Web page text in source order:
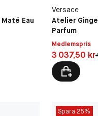
Eau
Versace
Atelier
Parfum
Medlemspris
Pris: 3
3 037,50 kr
Spara 25%